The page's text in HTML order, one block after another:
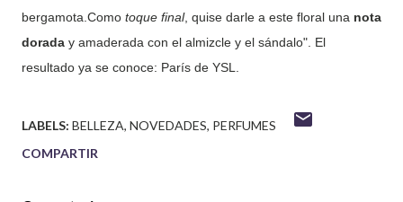
bergamota.Como toque final, quise darle a este floral una nota
dorada y amaderada con el almizcle y el sándalo". El
resultado ya se conoce: París de YSL.
LABELS: BELLEZA NOVEDADES PERFUMES
COMPARTIR